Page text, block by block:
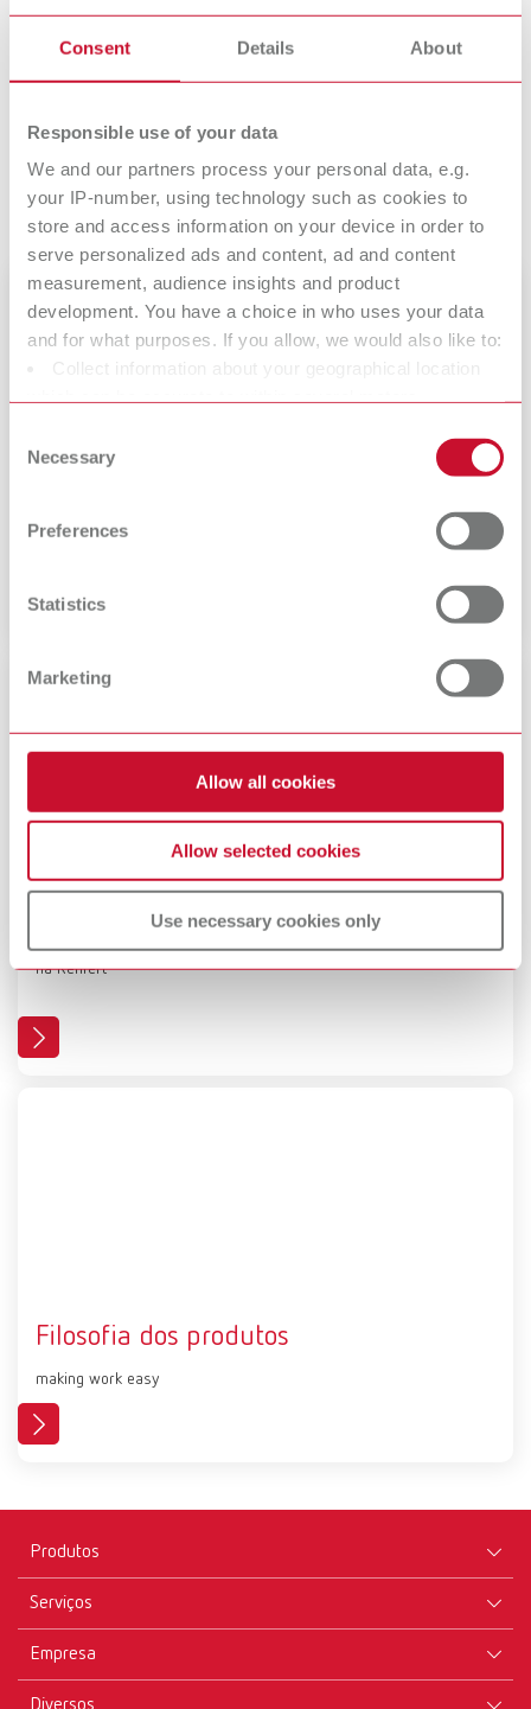
Consent Details About
Responsible use of your data
We and our partners process your personal data, e.g.
your IP-number, using technology such as cookies to
store and access information on your device in order to
serve personalized ads and content, ad and content
measurement, audience insights and product
development. You have a choice in who uses your data
and for what purposes. If you allow, we would also like to:
Collect information about your geographical location
characteristics (fingerprinting)
Find out more about how your personal data is processed
and set your preferences in the details section. You can
change or withdraw your consent any time from the
Selection
Necessary
Preferences
Statistics
Marketing
Allow all cookies
Allow selected cookies
Use necessary cookies only
espírito de equipe e a criatividade. O espírito inovador entre as
nossas fileiras sempre foi o impulso para o desenvolvimento
contínuo e a base para tornar os processos de trabalho no
eficientes e agradáveis​- fiel ao nosso lema „making work easy“.
Renfert não recruta fora da Alemanha. Veja as oportunidades de
emprego atuaisno site alemão(apenas em alemão).
Carreira
Perfil da empresa
Humanidade, valorização e responsabilidade | O que é importante
na Renfert
Filosofia dos produtos
making work easy
Produtos
Instrumentos
Materiais
Serviços
Empresa